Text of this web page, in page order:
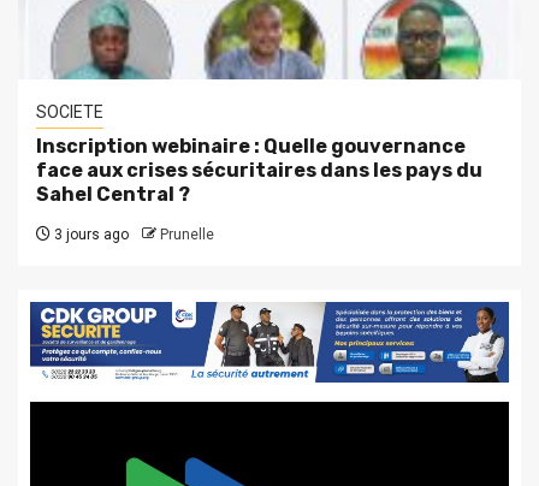
SOCIETE
Inscription webinaire : Quelle gouvernance
face aux crises sécuritaires dans les pays du
Sahel Central ?
3 jours ago Prunelle